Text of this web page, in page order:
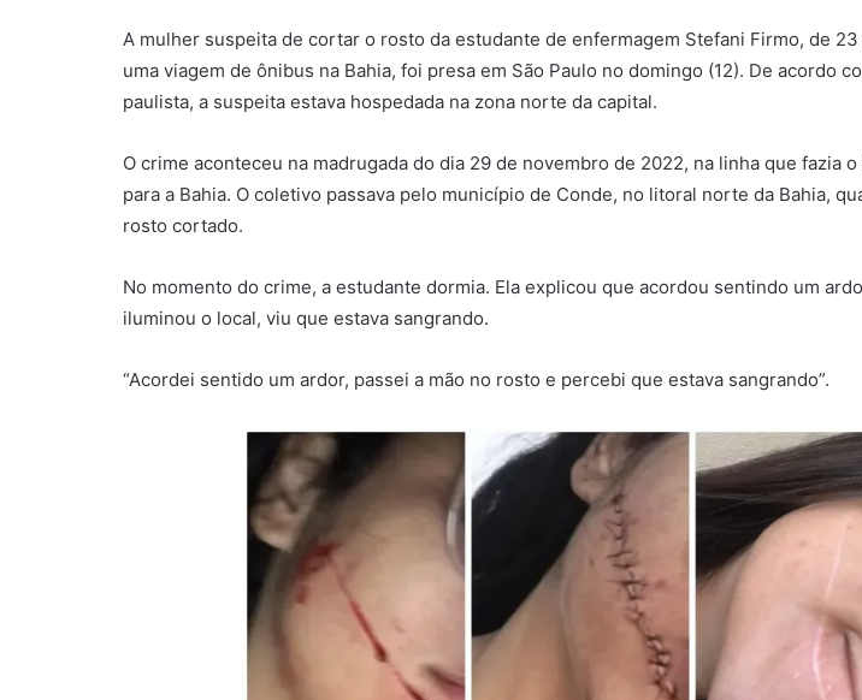
A mulher suspeita de cortar o rosto da estudante de enfermagem Stefani Firmo, de
uma viagem de ônibus na Bahia, foi presa em São Paulo no domingo (12). De acordo
paulista, a suspeita estava hospedada na zona norte da capital.
O crime aconteceu na madrugada do dia 29 de novembro de 2022, na linha que fazia
para a Bahia. O coletivo passava pelo município de Conde, no litoral norte da Bahia,
rosto cortado.
No momento do crime, a estudante dormia. Ela explicou que acordou sentindo um
iluminou o local, viu que estava sangrando.
“Acordei sentido um ardor, passei a mão no rosto e percebi que estava sangrando”.